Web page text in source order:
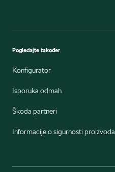
Pogledajte također
Konfigurator
Isporuka odmah
Škoda partneri
Informacije o sigurnosti proizvoda